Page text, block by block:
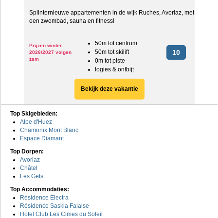
Splinternieuwe appartementen in de wijk Ruches, Avoriaz, met
een zwembad, sauna en fitness!
Prijzen winter
2026/2027 volgen
zsm
50m tot centrum
50m tot skilift
0m tot piste
logies & ontbijt
10
Bekijk deze vakantie
Top Skigebieden:
Alpe d'Huez
Chamonix Mont Blanc
Espace Diamant
Top Dorpen:
Avoriaz
Châtel
Les Gets
Top Accommodaties:
Résidence Electra
Résidence Saskia Falaise
Hotel Club Les Cimes du Soleil